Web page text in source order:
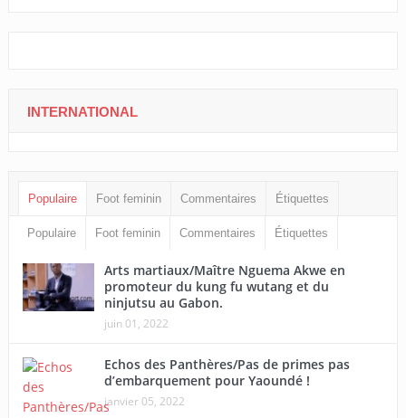
INTERNATIONAL
Populaire Foot feminin Commentaires Étiquettes
Populaire Foot feminin Commentaires Étiquettes
Arts martiaux/Maître Nguema Akwe en
promoteur du kung fu wutang et du
ninjutsu au Gabon.
juin 01, 2022
Echos des Panthères/Pas de primes pas
d’embarquement pour Yaoundé !
janvier 05, 2022